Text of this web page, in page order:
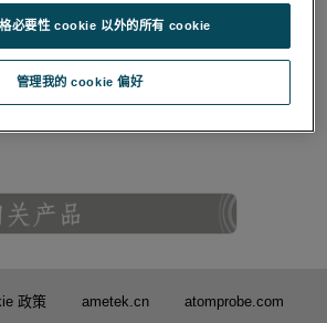
击链接查看《纳米级表征与燃料电池的未来》
政策 ametek.cn
atomprobe.com
管理我的 cookie 偏好
必要性 cookie 以外的所有 cookie